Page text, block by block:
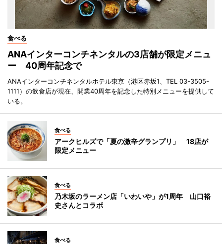
食べる
ANAインターコンチネンタルの3店舗が限定メニュ
ー 40周年記念で
ANAインターコンチネンタルホテル東京（港区赤坂1、TEL 03-3505-
1111）の飲食店が現在、開業40周年を記念した特別メニューを提供して
いる。
食べる
アークヒルズで「夏の激辛グランプリ」 18店が
限定メニュー
食べる
乃木坂のラーメン店「いわいや」が1周年 山口裕
史さんとコラボ
食べる